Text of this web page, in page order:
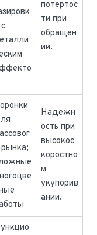
потертос
ти при
обращен
ии.
Надежн
ость при
высокос
коростно
м
укупорив
ании.